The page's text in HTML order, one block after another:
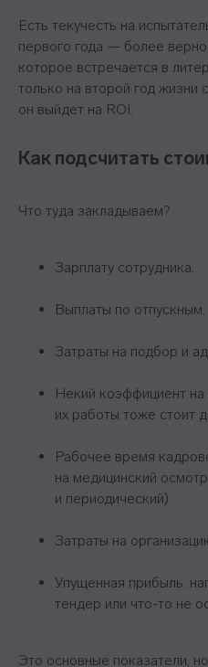
Есть текучесть на
первого года — более
которое встречается в
только на второй год жизни
он выйдет на ROI.
Как подсчитать
Что туда закладываем?
Зарплату сотрудника.
Выплаты по отпускным.
Затраты на подбор и
Некий коэффициент на
их работы тоже стоит
Рабочее время
на медицинский
и периодический).
Затраты на
Упущенная прибыль:
тендер или что-то не
Это основные показатели,
Эйчары обращают
до зарплаты и должности
Проект реализуется при
поддержке Фонда «Сколково»